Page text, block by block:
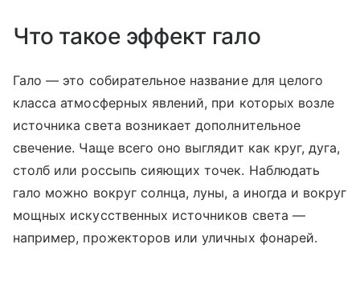
Что такое эффект гало
Гало — это собирательное название для целого
класса атмосферных явлений, при которых возле
источника света возникает дополнительное
свечение. Чаще всего оно выглядит как круг, дуга,
столб или россыпь сияющих точек. Наблюдать
гало можно вокруг солнца, луны, а иногда и вокруг
мощных искусственных источников света —
например, прожекторов или уличных фонарей.